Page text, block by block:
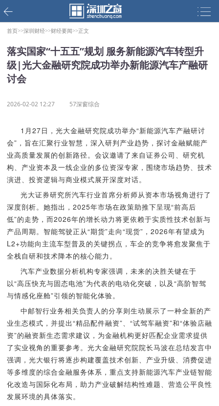
首页>>深圳财经>>财经要闻>>正文
落实国家“十五五”规划 服务新能源汽车转型升
级|光大金融研究院成功举办新能源汽车产融研
讨会
2026-02-02 12:27 57深窗综合
1月27日，光大金融研究院成功举办“新能源汽车产融研讨
会”，旨在汇聚行业智慧，深入研判产业趋势，探讨金融赋能产
业高质量发展的创新路径。会议邀请了来自证券公司、研究机
构、产业资本及一线企业的多位资深专家，围绕市场趋势、技术
演进、投资逻辑与商业模式展开深度对话。
光大证券研究所汽车行业首席分析师从资本市场视角进行了
深度剖析。她指出，2025年市场在政策助推下呈现“前高后
低”的走势，而2026年的增长动力将更依赖于实质性技术创新与
产品周期。智能驾驶正从“期货”走向“现货”，2026年有望成为
L2+功能向主流车型普及的关键拐点，车企的竞争将愈发聚焦于
全栈自研和技术降本的核心能力。
汽车产业数据分析机构专家强调，未来的决胜关键在于
以“高压快充与固态电池”为代表的电动化突破，以及“高阶智驾
与情感化座舱”引领的智能化体验。
中邮智行业务相关负责人的分享则生动展示了一种全新的产
业生态模式，并提出“精品配件融资”、“试驾车融资”和“体验店融
资”的融资新生态需求建议，为金融机构更好匹配企业需求提供
了实业视角的重要参考。光大金融研究院院长马波在总结发言中
强调，光大银行将逐步构建覆盖技术创新、产业升级、消费促进
等多维度的综合金融服务体系，重点支持新能源汽车产业链智能
化改造与国际化布局，助力产业破解结构性难题、营造公平良性
发展环境的具体落实。